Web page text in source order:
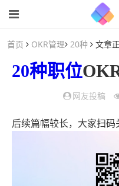
首页 OKR管理 20种 文章
20种职位
网友投稿
后续篇幅较长，大家扫码